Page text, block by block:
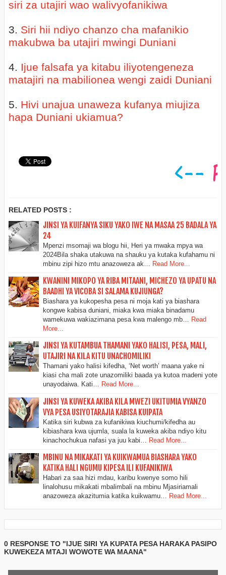
siri za utajiri wao walivyofanikiwa
3. Siri hii ndiyo chanzo cha mafanikio
makubwa ba utajiri mwingi Duniani
4. Ijue falsafa ya kitabu iliyotengeneza
matajiri na mabilionea wengi zaidi Duniani
5. Hivi unajua unaweza kufanya miujiza
hapa Duniani ukiamua?
RELATED POSTS :
JINSI YA KUIFANYA SIKU YAKO IWE NA MASAA 25 BADALA YA
24
Mpenzi msomaji wa blogu hii, Heri ya mwaka mpya wa
2024Bila shaka utakuwa na shauku ya kutaka kufahamu ni
mbinu zipi hizo mtu anazoweza ak…
Read More...
KWANINI MIKOPO YA RIBA MITAANI, MICHEZO YA UPATU NA
BAADHI YA VICOBA SI SALAMA KUJIUNGA?
Biashara ya kukopesha pesa ni moja kati ya biashara
kongwe kabisa duniani, miaka kwa miaka binadamu
wamekuwa wakiazimana pesa kwa malengo mb… Read
More...
JINSI YA KUTAMBUA THAMANI YAKO HALISI, PESA, MALI,
UTAJIRI NA KILA KITU UNACHOMILIKI
Thamani yako halisi kifedha, ‘Net worth’ maana yake ni
kiasi cha mali zote unazomiliki baada ya kutoa madeni yote
unayodaiwa. Kati… Read More...
JINSI YA KUWEKA AKIBA KILA MWEZI UKITUMIA VYANZO
VYA PESA USIYOTARAJIA KABISA KUIPATA
Katika siri kubwa za kufanikiwa kiuchumi/kifedha au
kibiashara kwa ujumla, suala la kuweka akiba ndiyo kitu
kinachochukua nafasi ya juu kabi…
Read More...
MBINU NA MIKAKATI YA KUIKWAMUA BIASHARA YAKO
KATIKA HALI NGUMU KIPESA ILI KUFANIKIWA
Habari za saa hizi mdau, karibu kwenye somo hili
linalohusu mikakati mbalimbali na mbinu Mjasiriamali
anazoweza akazitumia katika kuikwamu…
Read More...
0 RESPONSE TO "IJUE SIRI YA KUPATA PESA HARAKA PASIPO
KUWEKEZA MTAJI WOWOTE WA MAANA"